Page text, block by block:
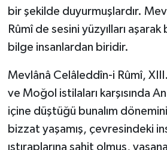
bir şekilde duyurmuşlardır.
Rûmî de sesini yüzyılları
bilge insanlardan biridir.
Mevlânâ Celâleddîn-i Rûmî, XIII.
ve Moğol istilaları karşısında
içine düştüğü bunalım dönemini
bizzat yaşamış, çevresindeki
ıstıraplarına şahit olmuş,
Burdur Müftülüğü
Bursa Müftülüğü
Çanakkale Müftülüğü
Çankırı Müftülüğü
Çorum Müftülüğü
Ekonomi
Duyurular
Podcast
Bilim, Teknoloji
Biyografiler